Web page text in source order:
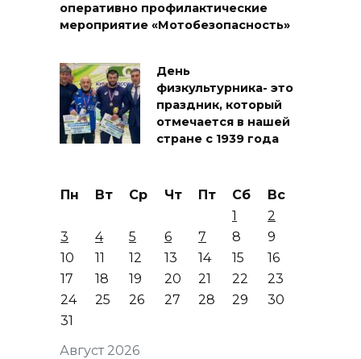
оперативно профилактические
мероприятие «Мотобезопасность»
День
физкультурника- это
праздник, который
отмечается в нашей
стране с 1939 года
Август 2026
Пн Вт Ср Чт Пт Сб
Вс
1
2
3
4 5 6 7 8
9
10
11 12 13 14 15
16
17
18 19 20 21 22
23
24
25 26 27 28 29
30
31